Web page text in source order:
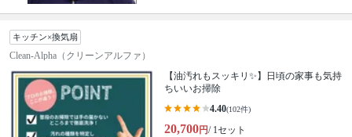
キッチン×換気扇
Clean-Alpha（クリーンアルファ）
【油汚れもスッキリ✨】日頃の家事も気持
ちいいお掃除
4.40(102件)
20,700円/ 1セット